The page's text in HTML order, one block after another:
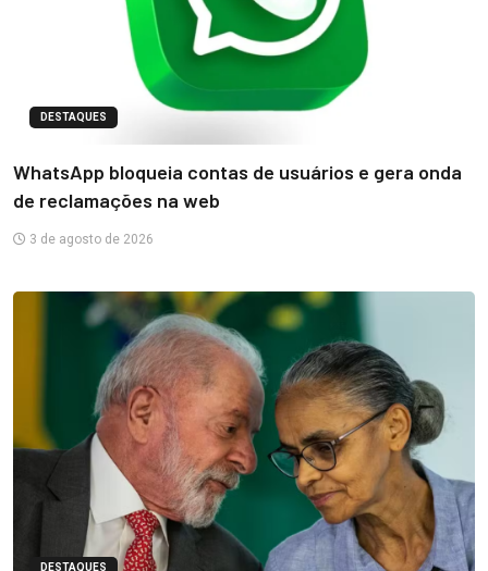
DESTAQUES
WhatsApp bloqueia contas de usuários e gera onda
de reclamações na web
3 de agosto de 2026
DESTAQUES